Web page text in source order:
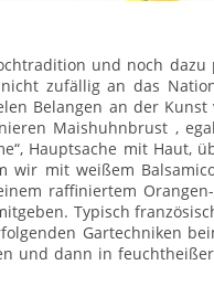
und noch dazu
zufällig an das
Belangen an der Kunst
Maishuhnbrust ,
Hauptsache mit Haut,
wir mit weißem
raffiniertem Orangen-
Typisch
Gartechniken
und dann in